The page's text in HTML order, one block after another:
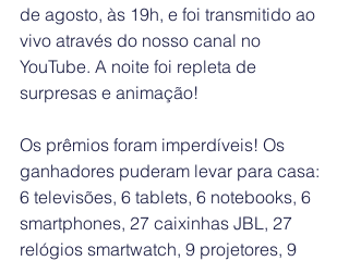
de agosto, às 19h, e foi transmitido ao
vivo através do nosso canal no
YouTube. A noite foi repleta de
surpresas e animação!
Os prêmios foram imperdíveis! Os
ganhadores puderam levar para casa:
6 televisões, 6 tablets, 6 notebooks, 6
smartphones, 27 caixinhas JBL, 27
relógios smartwatch, 9 projetores, 9